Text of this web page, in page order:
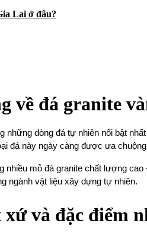
Lai ở đâu?
về đá granite
những dòng đá tự nhiên nổi bật
đá này ngày càng được ưa
nhiều mỏ đá granite chất lượng
ngành vật liệu xây dựng tự nhiên.
xứ và đặc điểm